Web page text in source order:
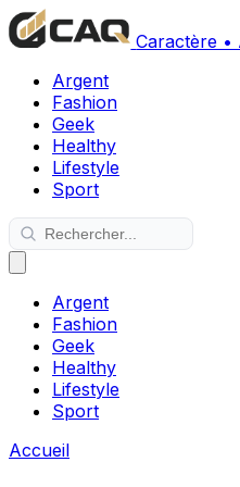
Caractère •
Argent
Fashion
Geek
Healthy
Lifestyle
Sport
Argent
Fashion
Geek
Healthy
Lifestyle
Sport
Accueil